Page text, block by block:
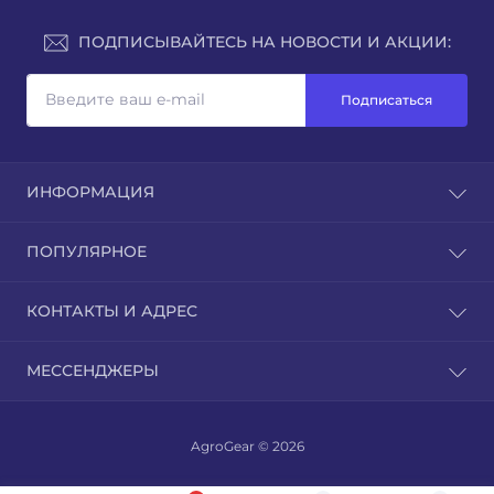
ПОДПИСЫВАЙТЕСЬ НА НОВОСТИ И АКЦИИ:
Подписаться
ИНФОРМАЦИЯ
Контакты
Карта сайта
Акции
ПОПУЛЯРНОЕ
Мотоблоки
Трактора
КОНТАКТЫ И АДРЕС
МЕССЕНДЖЕРЫ
AgroGear © 2026